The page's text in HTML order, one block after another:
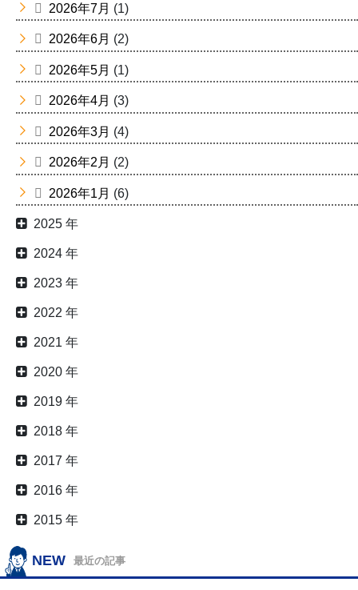
2026年7月 (1)
2026年6月 (2)
2026年5月 (1)
2026年4月 (3)
2026年3月 (4)
2026年2月 (2)
2026年1月 (6)
2025 年
2024 年
2023 年
2022 年
2021 年
2020 年
2019 年
2018 年
2017 年
2016 年
2015 年
NEW 最近の記事